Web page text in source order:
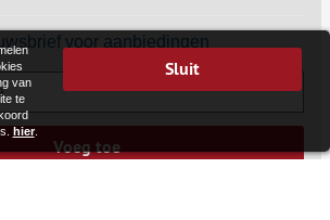
voor aanbiedingen
Voeg toe
van
te
hier.
Sluit